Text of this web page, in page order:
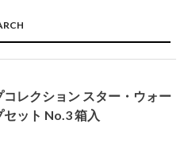
レクション スター・ウォー
ット No.3 箱入